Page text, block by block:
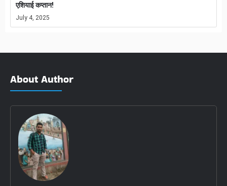
एशियाई कप्तान!
July 4, 2025
About Author